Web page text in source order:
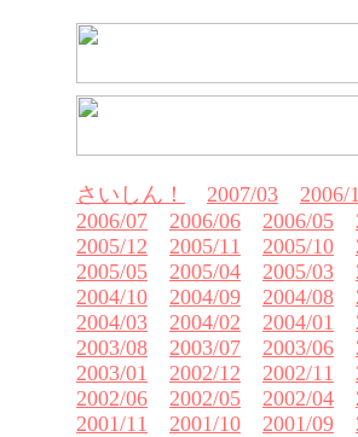
さいしん！ 2007/03
2006/
2006/07
2006/06 2006/05
2005/12
2005/11 2005/10
2005/05
2005/04 2005/03
2004/10
2004/09 2004/08
2004/03
2004/02 2004/01
2003/08
2003/07 2003/06
2003/01
2002/12 2002/11
2002/06
2002/05 2002/04
2001/11
2001/10 2001/09